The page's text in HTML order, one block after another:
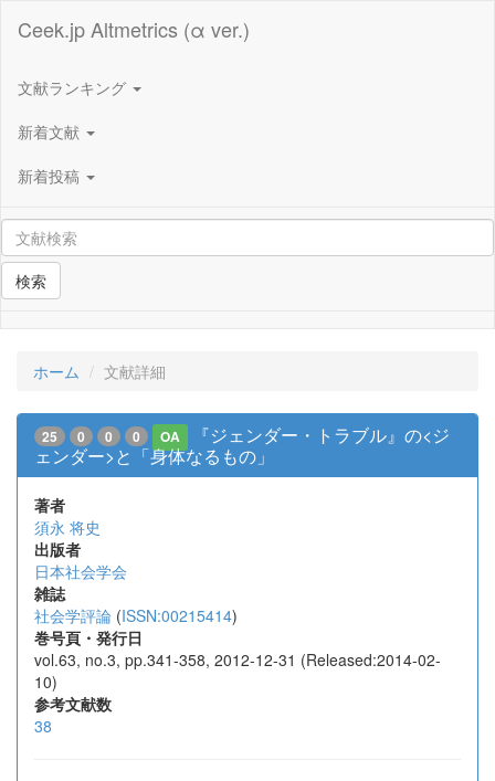
Ceek.jp Altmetrics (α ver.)
文献ランキング
新着文献
新着投稿
検索
ホーム 文献詳細
25 0 0 0 OA
『ジェンダー・トラブル』の<ジ
ェンダー>と「身体なるもの」
著者
須永 将史
出版者
日本社会学会
雑誌
社会学評論 (ISSN:00215414)
巻号頁・発行日
vol.63, no.3, pp.341-358, 2012-12-31 (Released:2014-02-
10)
参考文献数
38